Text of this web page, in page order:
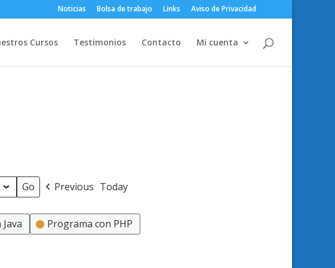
Noticias Bolsa de trabajo Links Aviso de Privacidad
Cursos Testimonios Contacto Mi cuenta
Previous Today
Programa con PHP